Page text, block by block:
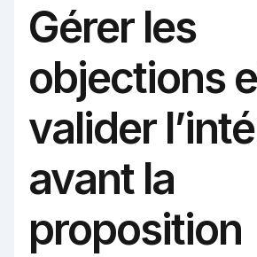
Gérer les
objections
valider
avant la
proposition